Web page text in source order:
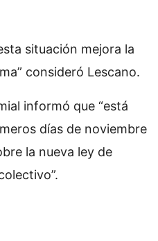
situación mejora la
consideró Lescano.
informó que “está
días de noviembre
la nueva ley de